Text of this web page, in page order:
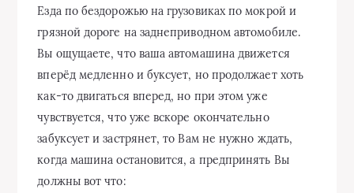
Езда по бездорожью на грузовиках по мокрой и
грязной дороге на заднеприводном автомобиле.
Вы ощущаете, что ваша автомашина движется
вперёд медленно и буксует, но продолжает хоть
как-то двигаться вперед, но при этом уже
чувствуется, что уже вскоре окончательно
забуксует и застрянет, то Вам не нужно ждать,
когда машина остановится, а предпринять Вы
должны вот что: